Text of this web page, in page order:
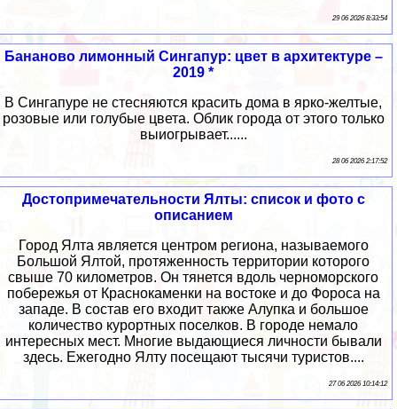
29 06 2026 8:33:54
Бананово лимонный Сингапур: цвет в архитектуре –
2019 *
В Сингапуре не стесняются красить дома в ярко-желтые,
розовые или голубые цвета. Облик города от этого только
выиогрывает......
28 06 2026 2:17:52
Достопримечательности Ялты: список и фото с
описанием
Город Ялта является центром региона, называемого
Большой Ялтой, протяженность территории которого
свыше 70 километров. Он тянется вдоль черноморского
побережья от Краснокаменки на востоке и до Фороса на
западе. В состав его входит также Алупка и большое
количество курортных поселков. В городе немало
интересных мест. Многие выдающиеся личности бывали
здесь. Ежегодно Ялту посещают тысячи туристов....
27 06 2026 10:14:12